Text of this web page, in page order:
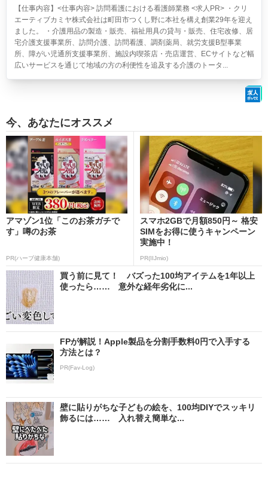
【仕事内容】<仕事内容> 訪問看護における看護師業務 <求人PR> ・クリ
エーティブカミヤ株式会社は町田市つくし野に本社を構え創業29年を迎え
ました。 ・介護用品の製造・販売、福祉用具の貸与・販売、住宅改修、居
宅介護支援事業所、訪問介護、訪問看護、調剤薬局、就労支援B型事業
所、障がい児通所支援事業所、施設内喫茶店・売店運営、ECサイトなど幅
広いサービスを通じて地域の方の利便性を追及する介護のトータ...
今、あなたにオススメ
アマゾン1位「このお茶ガチで
す」噂のお茶
PR(ハーブ健康本舗)
スマホ2GBで月額850円～ 格安
SIMをお得に使うキャンペーン
実施中！
PR(IIJmio)
買う前に見て！ バズった100均アイテムを1年以上
使ったら…… 意外な経年劣化に...
FPが解説！Apple製品を分割手数料0円で入手する
方法とは？
PR(Fav-Log)
壁に貼りがちな子どもの絵を、100均DIYでスッキリ
飾るには…… 入れ替え簡単な...